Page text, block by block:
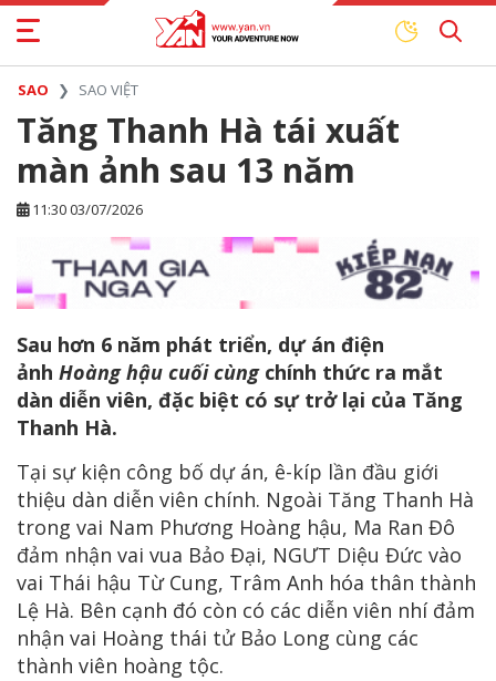
SAO SAO VIỆT
Tăng Thanh Hà tái xuất
màn ảnh sau 13 năm
11:30 03/07/2026
Sau hơn 6 năm phát triển, dự án điện
ảnh Hoàng hậu cuối cùngchính thức ra mắt
dàn diễn viên, đặc biệt có sự trở lại của Tăng
Thanh Hà.
Tại sự kiện công bố dự án, ê-kíp lần đầu giới
thiệu dàn diễn viên chính. Ngoài Tăng Thanh Hà
trong vai Nam Phương Hoàng hậu, Ma Ran Đô
đảm nhận vai vua Bảo Đại, NGƯT Diệu Đức vào
vai Thái hậu Từ Cung, Trâm Anh hóa thân thành
Lệ Hà. Bên cạnh đó còn có các diễn viên nhí đảm
nhận vai Hoàng thái tử Bảo Long cùng các
thành viên hoàng tộc.